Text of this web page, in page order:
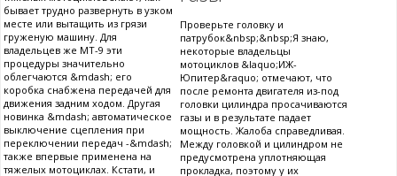
бывает трудно развернуть в узком
месте или вытащить из грязи
груженую машину. Для
владельцев же МТ-9 эти
процедуры значительно
облегчаются &mdash; его
коробка снабжена передачей для
движения задним ходом. Другая
новинка &mdash; автоматическое
выключение сцепления при
переключении передач -&mdash;
также впервые применена на
тяжелых мотоциклах. Кстати, и
Проверьте головку и
патрубок&nbsp;&nbsp;Я знаю,
некоторые владельцы
мотоциклов &laquo;ИЖ-
Юпитер&raquo; отмечают, что
после ремонта двигателя из-под
головки цилиндра просачиваются
газы и в результате падает
мощность. Жалоба справедливая.
Между головкой и цилиндром не
предусмотрена уплотняющая
прокладка, поэтому у их